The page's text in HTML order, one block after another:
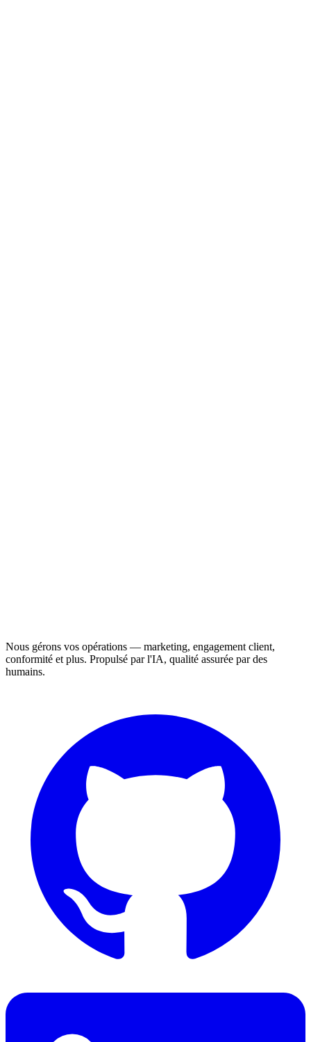
Nous gérons vos opérations — marketing, engagement client,
conformité et plus. Propulsé par l'IA, qualité assurée par des
humains.